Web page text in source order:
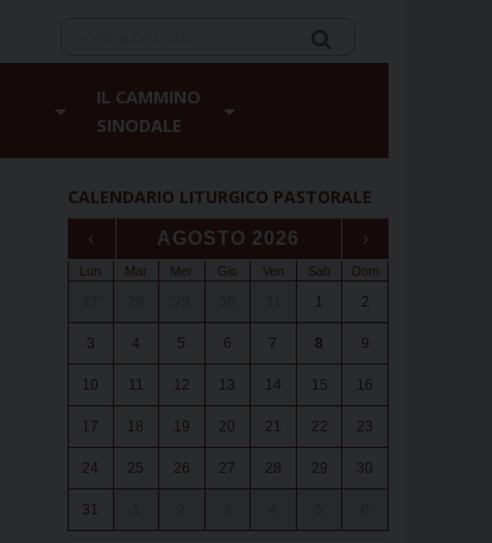
IL CAMMINO
SINODALE
CALENDARIO LITURGICO PASTORALE
‹ AGOSTO 2026 ›
Lun Mar Mer Gio Ven Sab Dom
1 2
3 4 5 6 7 8 9
10 11 12 13 14 15 16
17 18 19 20 21 22 23
24 25 26 27 28 29 30
31